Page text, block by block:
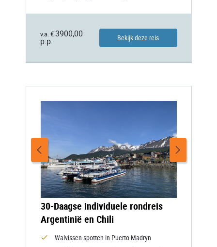
v.a. € 3900,00
p.p.
Bekijk deze reis
30-Daagse individuele rondreis
Argentinië en Chili
Walvissen spotten in Puerto Madryn